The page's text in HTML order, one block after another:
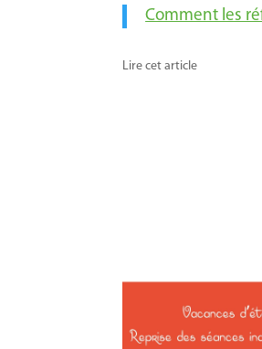
Comment les
Lire cet article